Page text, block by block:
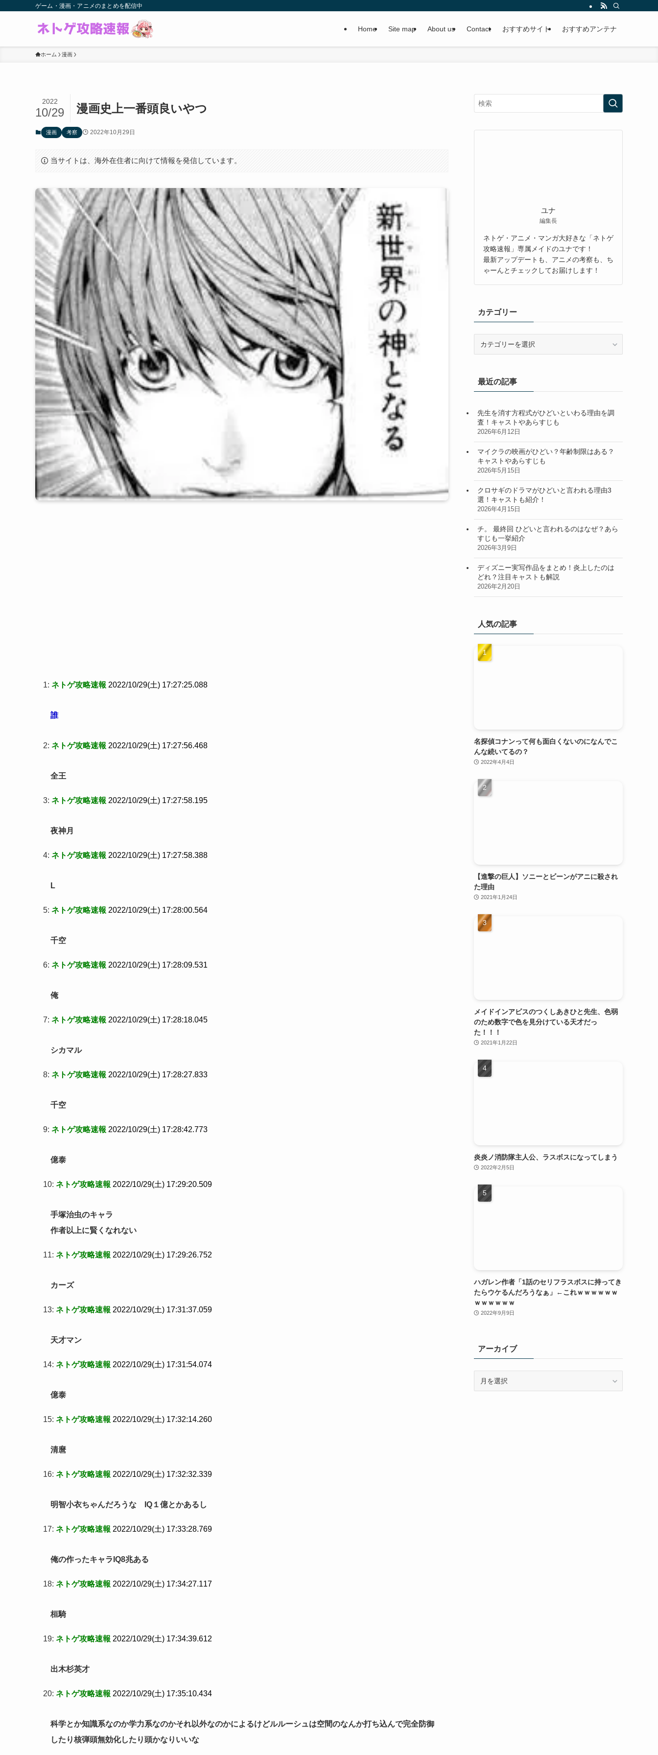
ゲーム・漫画・アニメのまとめを配信中
Home Site map About us Contact おすすめサイト おすすめアンテナ
ホーム 漫画
漫画史上一番頭良いやつ
2022
10/29
漫画 考察 2022年10月29日
当サイトは、海外在住者に向けて情報を発信しています。
1: ネトゲ攻略速報 2022/10/29(土) 17:27:25.088
誰
2: ネトゲ攻略速報 2022/10/29(土) 17:27:56.468
全王
3: ネトゲ攻略速報 2022/10/29(土) 17:27:58.195
夜神月
4: ネトゲ攻略速報 2022/10/29(土) 17:27:58.388
L
5: ネトゲ攻略速報 2022/10/29(土) 17:28:00.564
千空
6: ネトゲ攻略速報 2022/10/29(土) 17:28:09.531
俺
7: ネトゲ攻略速報 2022/10/29(土) 17:28:18.045
シカマル
8: ネトゲ攻略速報 2022/10/29(土) 17:28:27.833
千空
9: ネトゲ攻略速報 2022/10/29(土) 17:28:42.773
億泰
10: ネトゲ攻略速報 2022/10/29(土) 17:29:20.509
手塚治虫のキャラ
作者以上に賢くなれない
11: ネトゲ攻略速報 2022/10/29(土) 17:29:26.752
カーズ
13: ネトゲ攻略速報 2022/10/29(土) 17:31:37.059
天才マン
14: ネトゲ攻略速報 2022/10/29(土) 17:31:54.074
億泰
15: ネトゲ攻略速報 2022/10/29(土) 17:32:14.260
清麿
16: ネトゲ攻略速報 2022/10/29(土) 17:32:32.339
明智小衣ちゃんだろうな IQ１億とかあるし
17: ネトゲ攻略速報 2022/10/29(土) 17:33:28.769
俺の作ったキャラIQ8兆ある
18: ネトゲ攻略速報 2022/10/29(土) 17:34:27.117
桓騎
19: ネトゲ攻略速報 2022/10/29(土) 17:34:39.612
出木杉英才
20: ネトゲ攻略速報 2022/10/29(土) 17:35:10.434
科学とか知識系なのか学力系なのかそれ以外なのかによるけどルルーシュは空間のなんか打ち込んで完全防御
したり核弾頭無効化したり頭かなりいいな
ユナ
編集長
ネトゲ・アニメ・マンガ大好きな「ネトゲ
攻略速報」専属メイドのユナです！
最新アップデートも、アニメの考察も、ち
ゃーんとチェックしてお届けします！
カテゴリー
ー最近の記事
先生を消す方程式がひどいといわる理由を調
査！キャストやあらすじも
2026年6月12日
マイクラの映画がひどい？年齢制限はある？
キャストやあらすじも
2026年5月15日
クロサギのドラマがひどいと言われる理由3
選！キャストも紹介！
2026年4月15日
チ。 最終回 ひどいと言われるのはなぜ？あら
すじも一挙紹介
2026年3月9日
ディズニー実写作品をまとめ！炎上したのは
どれ？注目キャストも解説
2026年2月20日
人気の記事
名探偵コナンって何も面白くないのになんでこ
んな続いてるの？
2022年4月4日
【進撃の巨人】ソニーとビーンがアニに殺され
た理由
2021年1月24日
メイドインアビスのつくしあきひと先生、色弱
のため数字で色を見分けている天才だっ
た！！！
2021年1月22日
炎炎ノ消防隊主人公、ラスボスになってしまう
2022年2月5日
ハガレン作者「1話のセリフラスボスに持ってき
たらウケるんだろうなぁ」←これｗｗｗｗｗｗ
ｗｗｗｗｗｗ
2022年9月9日
アーカイブ